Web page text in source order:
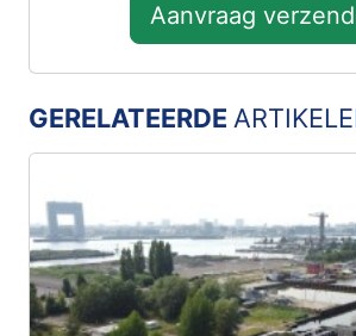
Aanvraag
GERELATEERDE